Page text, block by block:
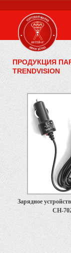
ПРОДУКЦИЯ
TRENDVISION
Зарядное
CH-